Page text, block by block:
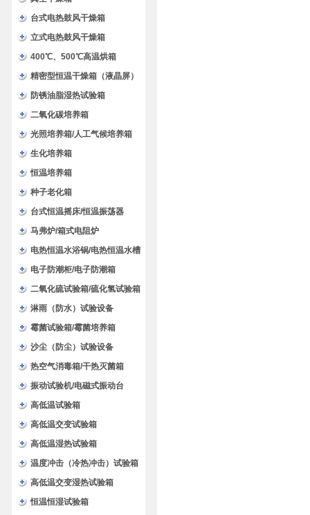
台式电热鼓风干燥箱
立式电热鼓风干燥箱
400℃、500℃高温烘箱
精密型恒温干燥箱（液晶屏）
防锈油脂湿热试验箱
二氧化碳培养箱
光照培养箱/人工气候培养箱
生化培养箱
恒温培养箱
种子老化箱
台式恒温摇床/恒温振荡器
马弗炉/箱式电阻炉
电热恒温水浴锅/电热恒温水槽
电子防潮柜/电子防潮箱
二氧化硫试验箱/硫化氢试验箱
淋雨（防水）试验设备
霉菌试验箱/霉菌培养箱
沙尘（防尘）试验设备
热空气消毒箱/干热灭菌箱
振动试验机/电磁式振动台
高低温试验箱
高低温交变试验箱
高低温湿热试验箱
温度冲击（冷热冲击）试验箱
高低温交变湿热试验箱
恒温恒湿试验箱